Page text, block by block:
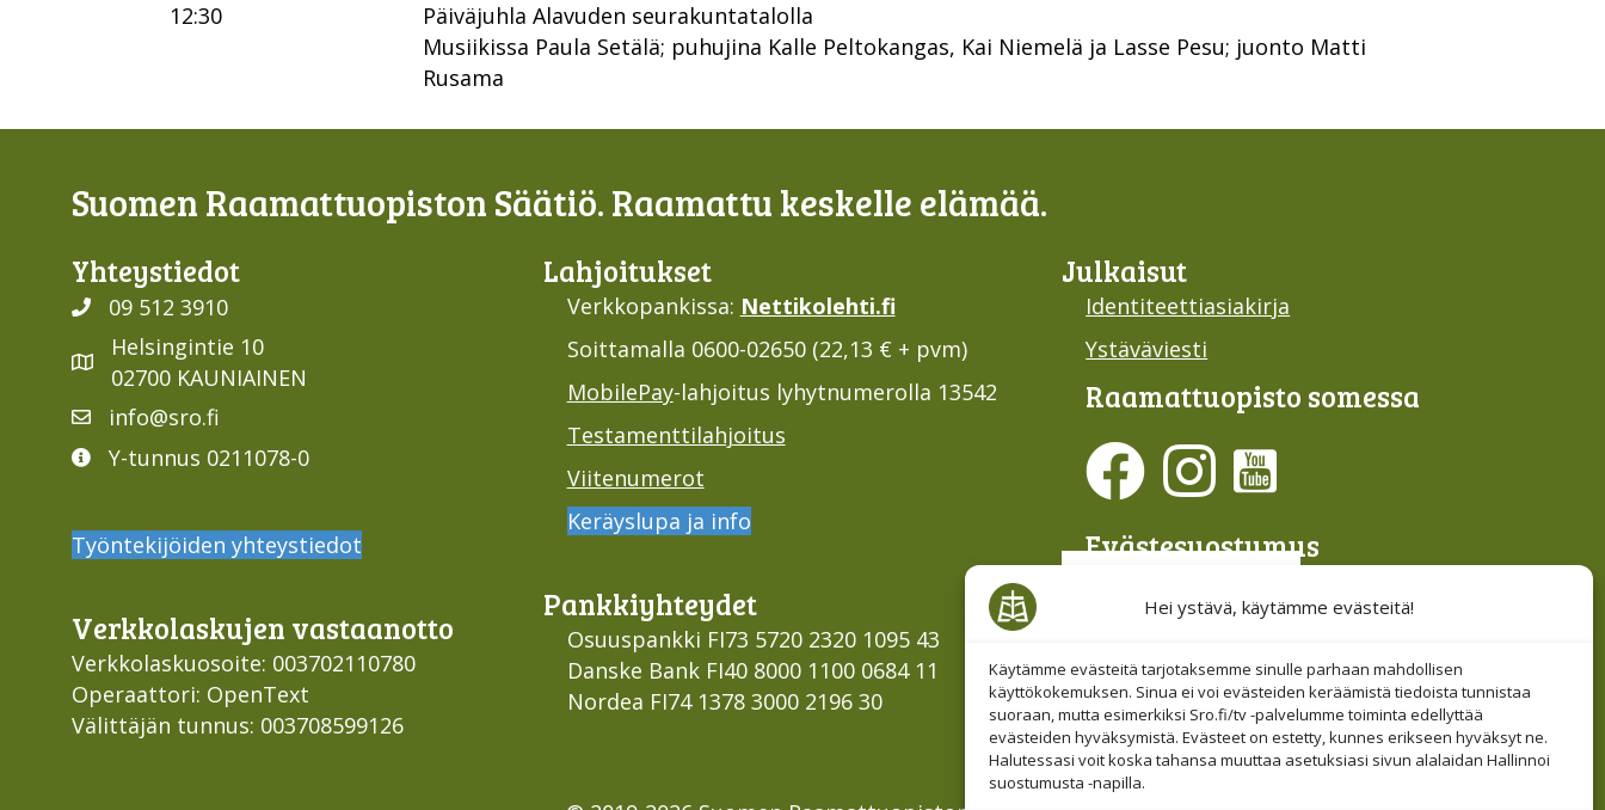
Hei ystävä, käytämme evästeitä!
Käytämme evästeitä tarjotaksemme sinulle parhaan mahdollisen
käyttökokemuksen. Sinua ei voi evästeiden keräämistä tiedoista tunnistaa
suoraan, mutta esimerkiksi Sro.fi/tv -palvelumme toiminta edellyttää
evästeiden hyväksymistä. Evästeet on estetty, kunnes erikseen hyväksyt ne.
Halutessasi voit koska tahansa muuttaa asetuksiasi sivun alalaidan Hallinnoi
suostumusta -napilla.
12:30
Päiväjuhla Alavuden seurakuntatalolla
Musiikissa Paula Setälä; puhujina Kalle Peltokangas, Kai Niemelä ja Lasse Pesu; juonto Matti
Rusama
Suomen Raamattuopiston Säätiö. Raamattu keskelle elämää.
Yhteys­tiedot
09 512 3910
Helsingintie 10
02700 KAUNIAINEN
info@sro.fi
Y-tunnus 0211078-0
Työntekijöiden yhteystiedot
Verkko­laskujen vastaan­otto
Verkkolaskuosoite: 003702110780
Operaattori: OpenText
Välittäjän tunnus: 003708599126
Lahjoi­tukset
Verkkopankissa: Nettikolehti.fi
Soittamalla 0600-02650 (22,13 € + pvm)
MobilePay-lahjoitus lyhytnumerolla 13542
Testamenttilahjoitus
Viitenumerot
Keräyslupa ja info
Pankki­yhteydet
Osuuspankki FI73 5720 2320 1095 43
Danske Bank FI40 8000 1100 0684 11
Nordea FI74 1378 3000 2196 30
Julkaisut
Identiteettiasiakirja
Ystäväviesti
Raamattu­opisto somessa
Evästesuostumus
Etsi sivuiltamme